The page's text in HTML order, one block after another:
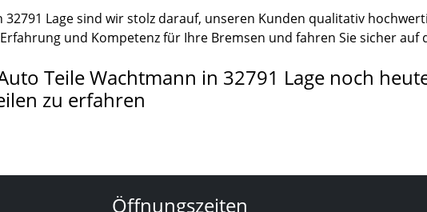
Lage sind wir stolz darauf, unseren Kunden qualitativ
und Kompetenz für Ihre Bremsen und fahren Sie sicher auf
Teile Wachtmann in 32791 Lage noch
zu erfahren
Öffnungszeiten